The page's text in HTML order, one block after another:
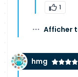
1
··· Afficher
hmg